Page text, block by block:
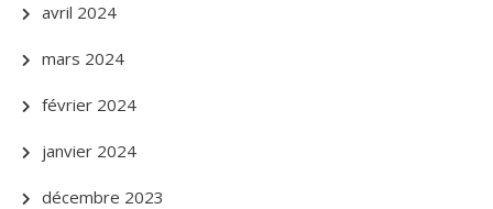
avril 2024
mars 2024
février 2024
janvier 2024
décembre 2023